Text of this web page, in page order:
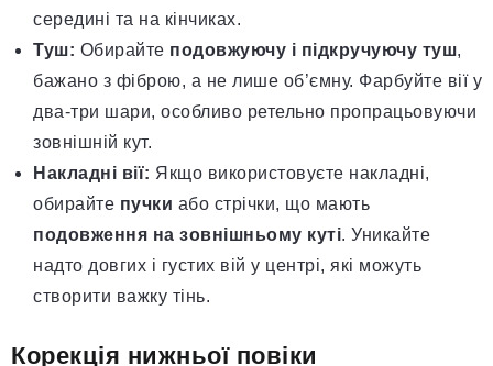
середині та на кінчиках.
Туш: Обирайте подовжуючу і підкручуючу туш,
бажано з фіброю, а не лише об’ємну. Фарбуйте вії у
два-три шари, особливо ретельно пропрацьовуючи
зовнішній кут.
Накладні вії: Якщо використовуєте накладні,
обирайте пучки або стрічки, що мають
подовження на зовнішньому куті. Уникайте
надто довгих і густих вій у центрі, які можуть
створити важку тінь.
Корекція нижньої повіки